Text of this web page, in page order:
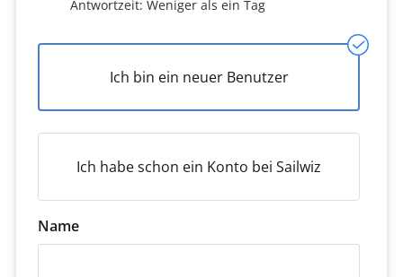
Antwortzeit: Weniger als ein Tag
Ich bin ein neuer Benutzer
Ich habe schon ein Konto bei Sailwiz
Name